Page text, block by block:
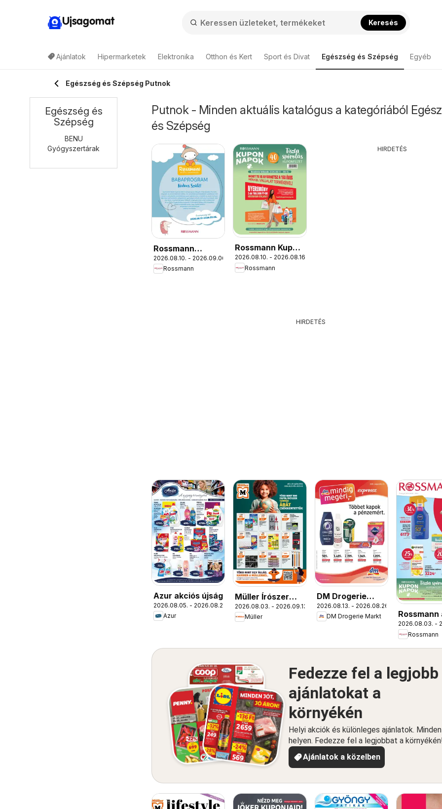
Ujsagomat Keresés
Ajánlatok Hipermarketek Elektronika Otthon és Kert Sport és Divat Egészség és Szépség Egyéb
Egészség és Szépség Putnok
Putnok - Minden aktuális katalógus a kategóriából
és Szépség
Rossmann
Babaprogram
2026.08.10. - 2026.09.06.
Rossmann
Rossmann Kupon
Napok
2026.08.10. - 2026.08.16.
Rossmann
HIRDETÉS
HIRDETÉS
Azur akciós újság
2026.08.05. - 2026.08.22.
Azur
Müller Írószer
ajánlatok
2026.08.03. - 2026.09.13.
Müller
DM Drogerie
Markt akciós
újság
2026.08.13. - 2026.08.26.
DM Drogerie Markt
Rossmann
újság
2026.08.03. -
Rossmann
Fedezze fel a legjobb
ajánlatokat a
környékén
Helyi akciók és különleges ajánlatok.
helyen. Fedezze fel a legjobbat a
Ajánlatok a közelben
Egészség és
Szépség
BENU
Gyógyszertárak